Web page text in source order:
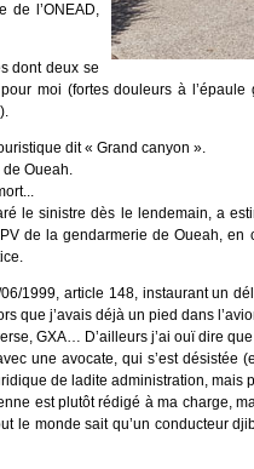
de l’ONEAD,
dont deux se
moi (fortes douleurs à
dit « Grand canyon ».
de Oueah.
le sinistre dès le lendemain, a
de la gendarmerie de Oueah,
1999, article 148, instaurant un
que j’avais déjà un pied dans
GXA… D’ailleurs j’ai ouï dire
une avocate, qui s’est désistée
de ladite administration, mais
est plutôt rédigé à ma charge,
le monde sait qu’un conducteur